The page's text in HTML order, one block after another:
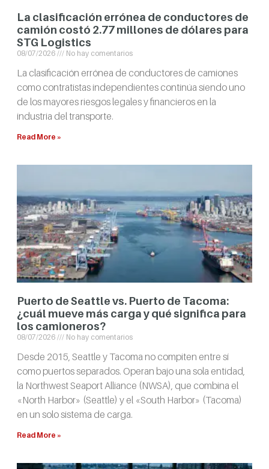
La clasificación errónea de conductores de
camión costó 2.77 millones de dólares para
STG Logistics
08/07/2026 No hay comentarios
La clasificación errónea de conductores de camiones
como contratistas independientes continúa siendo uno
de los mayores riesgos legales y financieros en la
industria del transporte.
Read More »
Puerto de Seattle vs. Puerto de Tacoma:
¿cuál mueve más carga y qué significa para
los camioneros?
08/07/2026 No hay comentarios
Desde 2015, Seattle y Tacoma no compiten entre sí
como puertos separados. Operan bajo una sola entidad,
la Northwest Seaport Alliance (NWSA), que combina el
«North Harbor» (Seattle) y el «South Harbor» (Tacoma)
en un solo sistema de carga.
Read More »